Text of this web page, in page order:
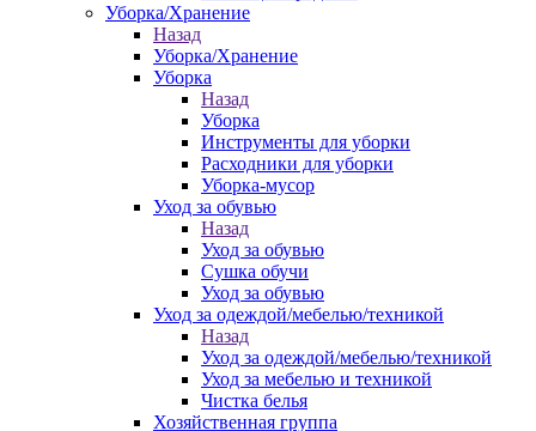
Уборка/Хранение
Назад
Уборка/Хранение
Уборка
Назад
Уборка
Инструменты для уборки
Расходники для уборки
Уборка-мусор
Уход за обувью
Назад
Уход за обувью
Сушка обучи
Уход за обувью
Уход за одеждой/мебелью/техникой
Назад
Уход за одеждой/мебелью/техникой
Уход за мебелью и техникой
Чистка белья
Хозяйственная группа